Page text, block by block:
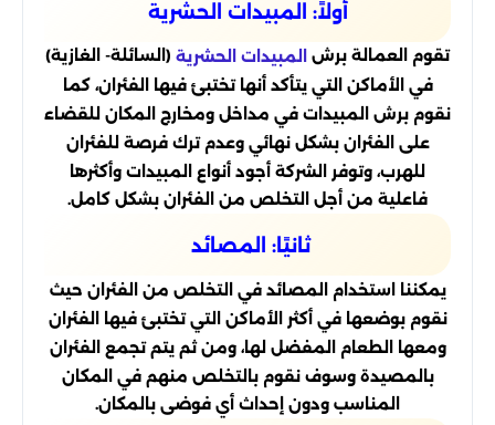
أولاً: المبيدات الحشرية
تقوم العمالة برش المبيدات الحشرية (السائلة- الغازية)
في الأماكن التي يتأكد أنها تختبئ فيها الفئران، كما
نقوم برش المبيدات في مداخل ومخارج المكان للقضاء
على الفئران بشكل نهائي وعدم ترك فرصة للفئران
للهرب، وتوفر الشركة أجود أنواع المبيدات وأكثرها
فاعلية من أجل التخلص من الفئران بشكل كامل.
ثانيًا: المصائد
يمكننا استخدام المصائد في التخلص من الفئران حيث
نقوم بوضعها في أكثر الأماكن التي تختبئ فيها الفئران
ومعها الطعام المفضل لها، ومن ثم يتم تجمع الفئران
بالمصيدة وسوف نقوم بالتخلص منهم في المكان
المناسب ودون إحداث أي فوضى بالمكان.